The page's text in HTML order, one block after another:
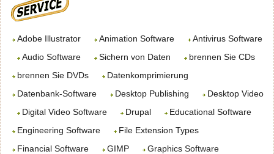
Adobe Illustrator Animation Software
Antivirus Software
Audio Software
Sichern von Daten
brennen Sie CDs
brennen Sie DVDs
Datenkomprimierung
Datenbank-Software
Desktop Publishing
Desktop Video
Digital Video Software
Drupal
Educational Software
Engineering Software
File Extension Types
Financial Software
GIMP
Graphics Software